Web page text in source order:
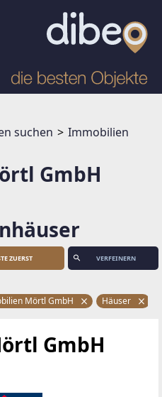
suchen
Immobilien
GmbH
VERFEINERN
Mörtl GmbH Häuser
GmbH